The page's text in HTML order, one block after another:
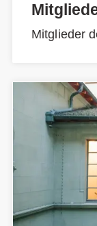
Mitglieder